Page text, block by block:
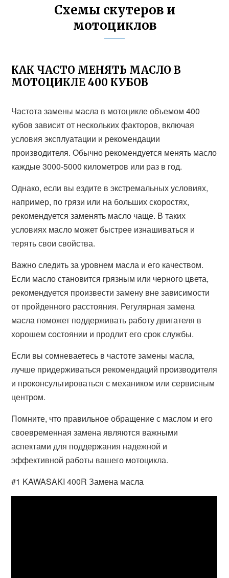
Схемы скутеров и
мотоциклов
КАК ЧАСТО МЕНЯТЬ МАСЛО В
МОТОЦИКЛЕ 400 КУБОВ
Частота замены масла в мотоцикле объемом 400
кубов зависит от нескольких факторов, включая
условия эксплуатации и рекомендации
производителя. Обычно рекомендуется менять масло
каждые 3000-5000 километров или раз в год.
Однако, если вы ездите в экстремальных условиях,
например, по грязи или на больших скоростях,
рекомендуется заменять масло чаще. В таких
условиях масло может быстрее изнашиваться и
терять свои свойства.
Важно следить за уровнем масла и его качеством.
Если масло становится грязным или черного цвета,
рекомендуется произвести замену вне зависимости
от пройденного расстояния. Регулярная замена
масла поможет поддерживать работу двигателя в
хорошем состоянии и продлит его срок службы.
Если вы сомневаетесь в частоте замены масла,
лучше придерживаться рекомендаций производителя
и проконсультироваться с механиком или сервисным
центром.
Помните, что правильное обращение с маслом и его
своевременная замена являются важными
аспектами для поддержания надежной и
эффективной работы вашего мотоцикла.
#1 KAWASAKI 400R Замена масла